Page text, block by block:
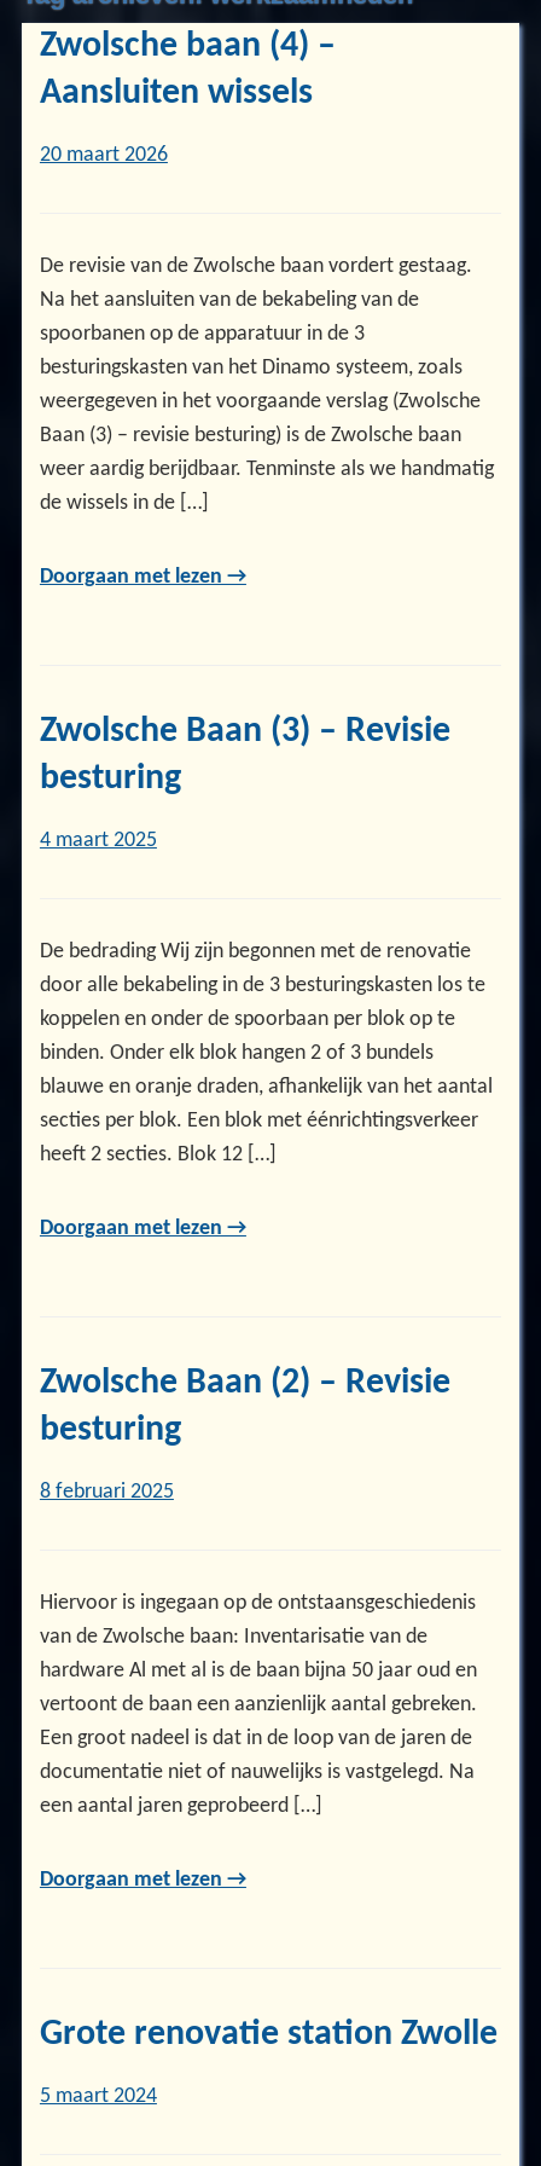
Zwolsche baan (4) –
Aansluiten wissels
20 maart 2026
De revisie van de Zwolsche baan vordert gestaag.
Na het aansluiten van de bekabeling van de
spoorbanen op de apparatuur in de 3
besturingskasten van het Dinamo systeem, zoals
weergegeven in het voorgaande verslag (Zwolsche
Baan (3) – revisie besturing) is de Zwolsche baan
weer aardig berijdbaar. Tenminste als we handmatig
de wissels in de […]
Doorgaan met lezen →
Zwolsche Baan (3) – Revisie
besturing
4 maart 2025
De bedrading Wij zijn begonnen met de renovatie
door alle bekabeling in de 3 besturingskasten los te
koppelen en onder de spoorbaan per blok op te
binden. Onder elk blok hangen 2 of 3 bundels
blauwe en oranje draden, afhankelijk van het aantal
secties per blok. Een blok met éénrichtingsverkeer
heeft 2 secties. Blok 12 […]
Doorgaan met lezen →
Zwolsche Baan (2) – Revisie
besturing
8 februari 2025
Hiervoor is ingegaan op de ontstaansgeschiedenis
van de Zwolsche baan: Inventarisatie van de
hardware Al met al is de baan bijna 50 jaar oud en
vertoont de baan een aanzienlijk aantal gebreken.
Een groot nadeel is dat in de loop van de jaren de
documentatie niet of nauwelijks is vastgelegd. Na
een aantal jaren geprobeerd […]
Doorgaan met lezen →
Grote renovatie station Zwolle
5 maart 2024